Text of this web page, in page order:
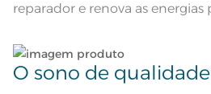
Instruções de Lavagem
muito
reparador e renova as energias
O sono de